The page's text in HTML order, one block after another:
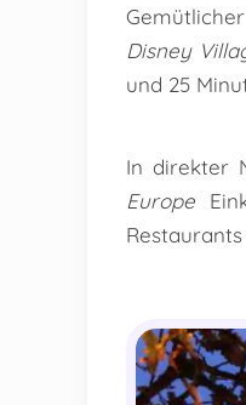
Disney
und 25
In direkter
Europe